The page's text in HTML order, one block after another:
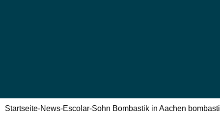
Startseite-News-Escolar-Sohn Bombastik in Aachen